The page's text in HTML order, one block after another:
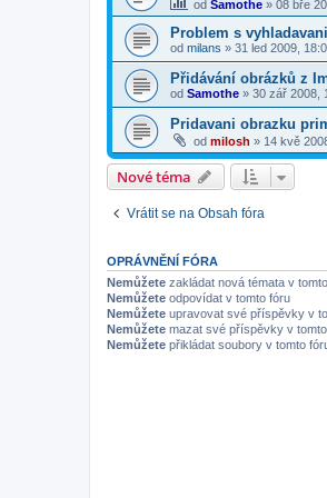
od Samothe » 08 bře
Problem s
od milans » 31 led 2009,
Přidávání obrázků z
od Samothe » 30 zář 2008,
Pridavani obrazku
od milosh » 14 kvě
Nové téma
Vrátit se na Obsah fóra
OPRÁVNĚNÍ FÓRA
Nemůžete zakládat nová témata v
Nemůžete odpovídat v tomto fóru
Nemůžete upravovat své příspěvky v
Nemůžete mazat své příspěvky v
Nemůžete přikládat soubory v tomto